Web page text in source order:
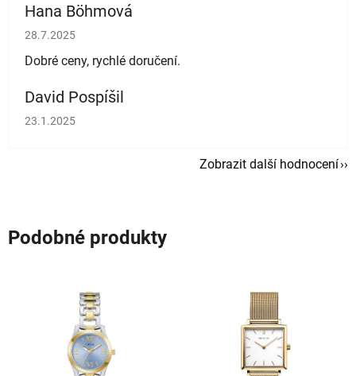
Hana Böhmová
Hodnocení obchodu je 5 z 5 hvězdiček.
28.7.2025
Dobré ceny, rychlé doručení.
David Pospíšil
Hodnocení obchodu je 5 z 5 hvězdiček.
23.1.2025
Zobrazit další hodnocení
Podobné produkty